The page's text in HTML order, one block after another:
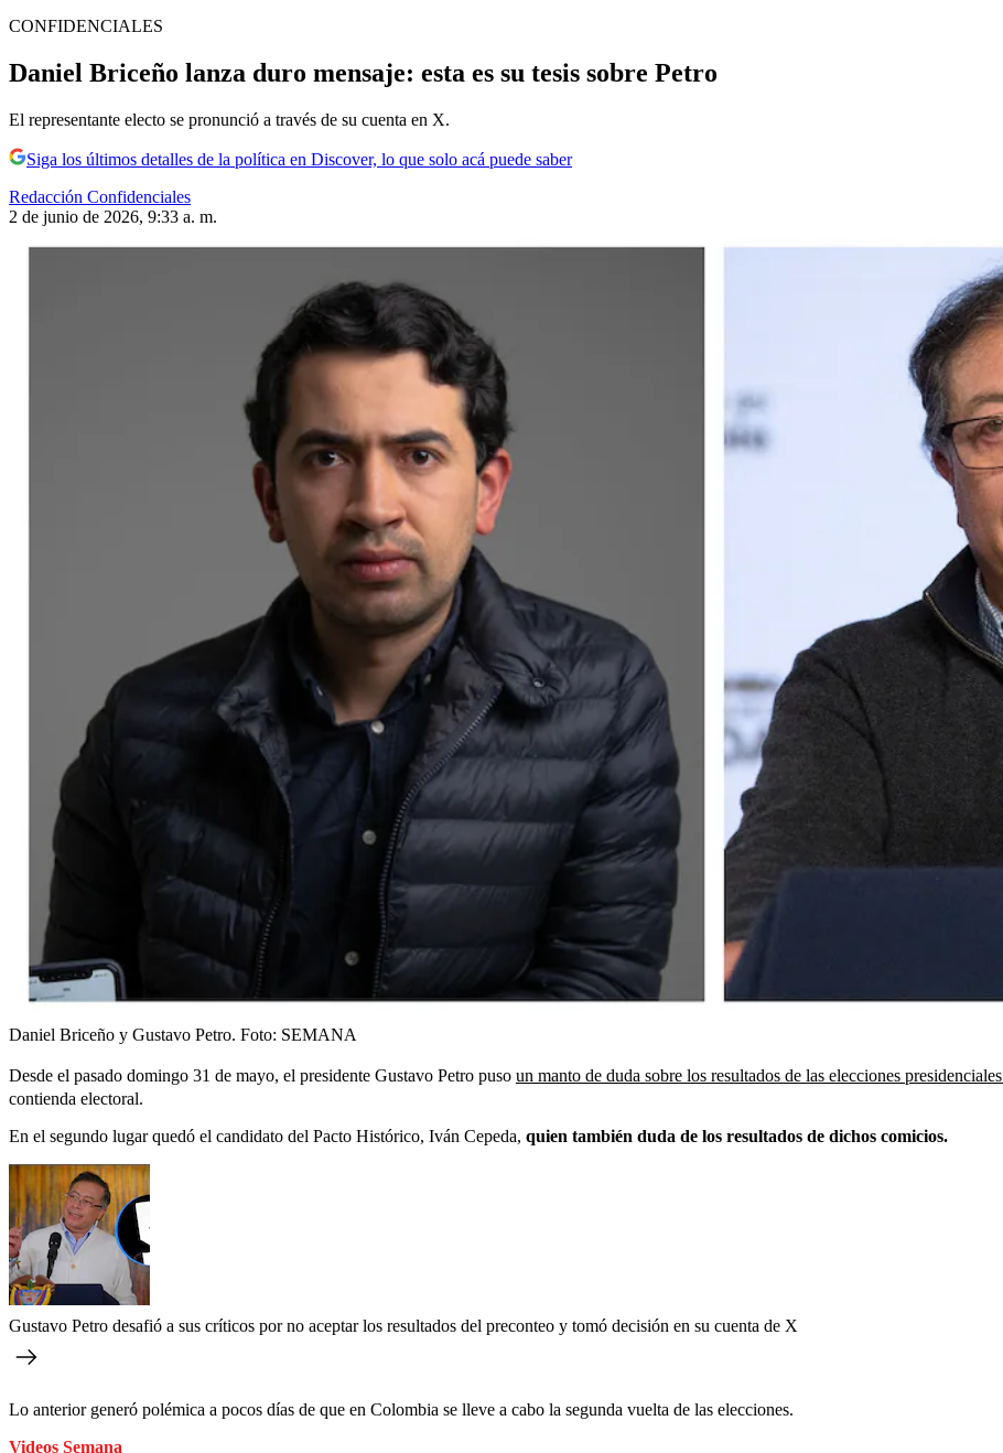
CONFIDENCIALES
Daniel Briceño lanza duro mensaje: esta es su tesis sobre Petro
El representante electo se pronunció a través de su cuenta en X.
Siga los últimos detalles de la política en Discover, lo que solo acá puede saber
Redacción Confidenciales
2 de junio de 2026, 9:33 a. m.
Daniel Briceño y Gustavo Petro. Foto: SEMANA
Desde el pasado domingo 31 de mayo, el presidente Gustavo Petro puso un manto de duda sobre los resultados de las elecciones presidenciales
contienda electoral.
En el segundo lugar quedó el candidato del Pacto Histórico, Iván Cepeda, quien también duda de los resultados de dichos comicios.
Gustavo Petro desafió a sus críticos por no aceptar los resultados del preconteo y tomó decisión en su cuenta de X
Lo anterior generó polémica a pocos días de que en Colombia se lleve a cabo la segunda vuelta de las elecciones.
Videos Semana